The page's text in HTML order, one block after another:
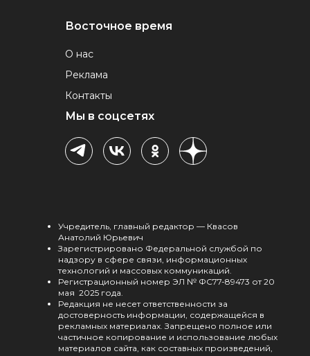
Восточное время
О нас
Реклама
Контакты
Мы в соцсетях
Учредитель, главный редактор — Квасов
Анатолий Юрьевич
Зарегистрировано Федеральной службой по
надзору в сфере связи, информационных
технологий и массовых коммуникаций.
Регистрационный номер ЭЛ № ФС77-89473 от 20
мая 2025 года.
Редакция не несет ответственности за
достоверность информации, содержащейся в
рекламных материалах. Запрещено полное или
частичное копирование и использование любых
материалов сайта, как составных произведений,